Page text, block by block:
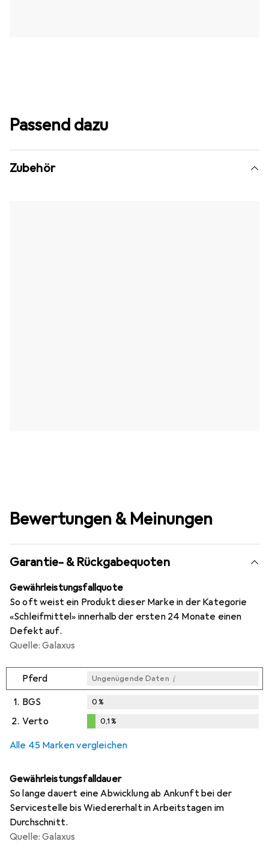
Passend dazu
Zubehör
Bewertungen & Meinungen
Garantie- & Rückgabequoten
Gewährleistungsfallquote
So oft weist ein Produkt dieser Marke in der Kategorie
«Schleifmittel» innerhalb der ersten 24 Monate einen
Defekt auf.
Quelle: Galaxus
Pferd Ungenügende Daten i
1. BGS 0%
2. Verto 0,1%
Alle 45 Marken vergleichen
Gewährleistungsfalldauer
So lange dauert eine Abwicklung ab Ankunft bei der
Servicestelle bis Wiedererhalt in Arbeitstagen im
Durchschnitt.
Quelle: Galaxus